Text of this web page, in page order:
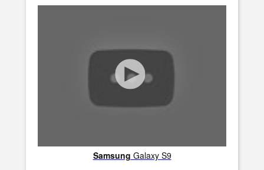
Samsung Galaxy S9